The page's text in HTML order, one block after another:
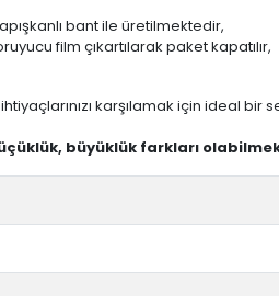
bant ile üretilmektedir,
film çıkartılarak paket kapatılır,
karşılamak için ideal bir
büyüklük farkları